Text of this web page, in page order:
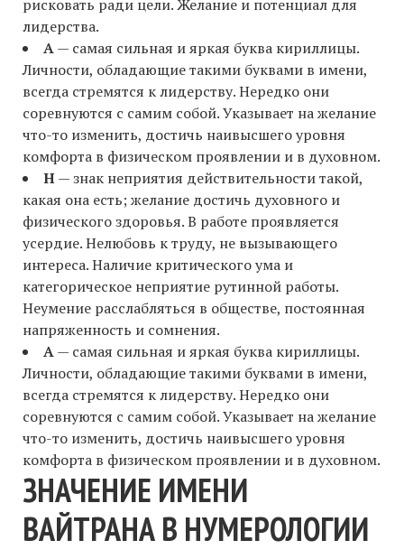
рисковать ради цели. Желание и потенциал для
лидерства.
А— самая сильная и яркая буква кириллицы.
Личности, обладающие такими буквами в имени,
всегда стремятся к лидерству. Нередко они
соревнуются с самим собой. Указывает на желание
что-то изменить, достичь наивысшего уровня
комфорта в физическом проявлении и в духовном.
Н— знак неприятия действительности такой,
какая она есть; желание достичь духовного и
физического здоровья. В работе проявляется
усердие. Нелюбовь к труду, не вызывающего
интереса. Наличие критического ума и
категорическое неприятие рутинной работы.
Неумение расслабляться в обществе, постоянная
напряженность и сомнения.
А— самая сильная и яркая буква кириллицы.
Личности, обладающие такими буквами в имени,
всегда стремятся к лидерству. Нередко они
соревнуются с самим собой. Указывает на желание
что-то изменить, достичь наивысшего уровня
комфорта в физическом проявлении и в духовном.
ЗНАЧЕНИЕ ИМЕНИ
ВАЙТРАНА В НУМЕРОЛОГИИ